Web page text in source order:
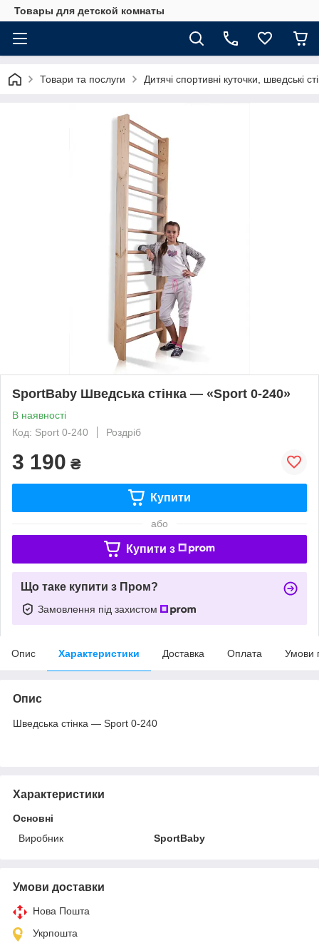
Товары для детской комнаты
Товари та послуги Дитячі спортивні куточки, шведські
SportBaby Шведська стінка — «Sport 0-240»
В наявності
Код: Sport 0-240
Роздріб
3 190 ₴
Купити
або
Купити з
Що таке купити з Пром?
Замовлення під захистом
Опис Характеристики Доставка Оплата Умови
Опис
Шведська стінка — Sport 0-240
Характеристики
Основні
Виробник
SportBaby
Умови доставки
Нова Пошта
Укрпошта